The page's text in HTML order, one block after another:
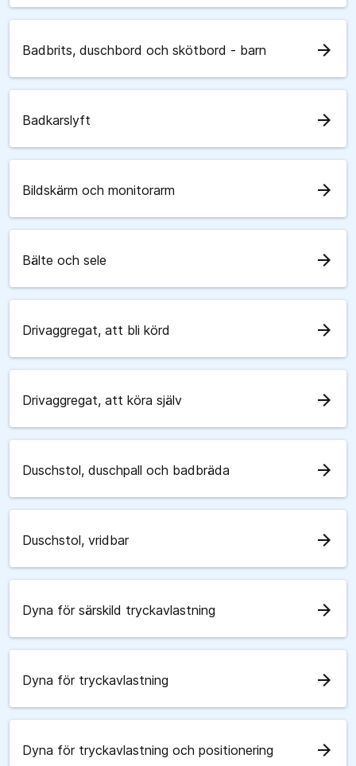
Badbrits, duschbord och skötbord - barn arrow_forward
Badkarslyft arrow_forward
Bildskärm och monitorarm arrow_forward
Bälte och sele arrow_forward
Drivaggregat, att bli körd arrow_forward
Drivaggregat, att köra själv arrow_forward
Duschstol, duschpall och badbräda arrow_forward
Duschstol, vridbar arrow_forward
Dyna för särskild tryckavlastning arrow_forward
Dyna för tryckavlastning arrow_forward
Dyna för tryckavlastning och positionering arrow_forward